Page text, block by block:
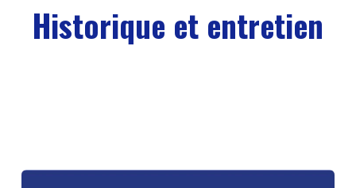
Historique et entretien